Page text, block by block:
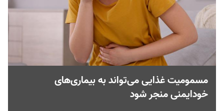
مسمومیت غذایی می‌تواند به بیماری‌های
خودایمنی منجر شود